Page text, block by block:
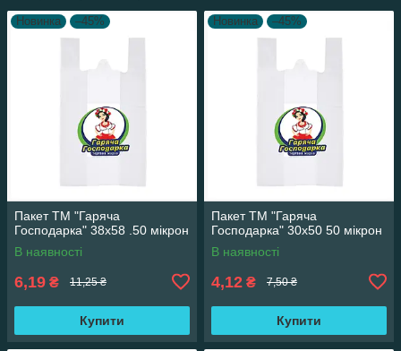
Новинка –45%
Пакет ТМ "Гаряча
Господарка" 38х58 .50 мікрон
В наявності
6,19 ₴ 11,25 ₴
Купити
Новинка –45%
Пакет ТМ "Гаряча
Господарка" 30х50 50 мікрон
В наявності
4,12 ₴ 7,50 ₴
Купити